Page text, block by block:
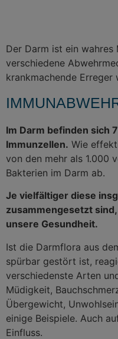
Der Darm ist ein wahres
verschiedene
krankmachende
Im Darm befinden sich
Immunzellen. Wie
von den mehr als 1.000
Bakterien im Darm ab.
Je vielfältiger diese
zusammengesetzt
unsere Gesundheit.
Ist die Darmflora aus
spürbar gestört ist,
verschiedenste Arten
Müdigkeit,
Übergewicht,
einige Beispiele. Auch
Einfluss.